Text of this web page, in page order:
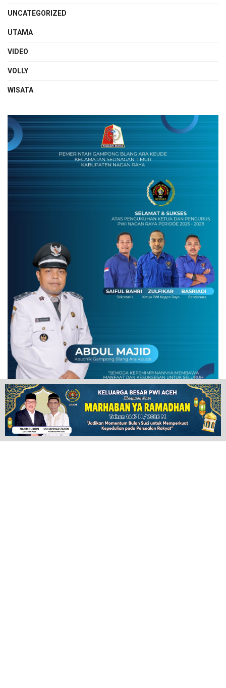
UNCATEGORIZED
UTAMA
VIDEO
VOLLY
WISATA
POPULAR NEWS